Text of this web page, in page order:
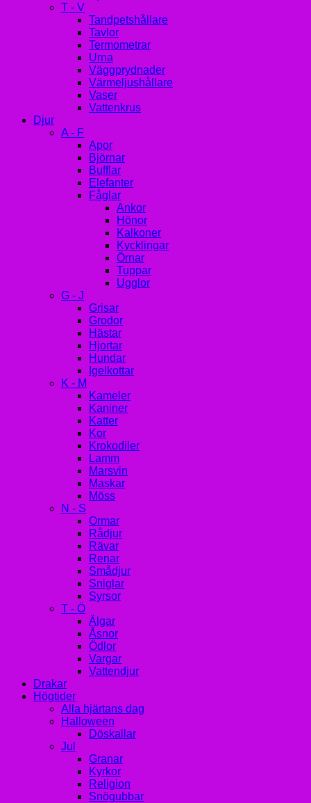
T - V
Tandpetshållare
Tavlor
Termometrar
Urna
Väggprydnader
Värmeljushållare
Vaser
Vattenkrus
Djur
A - F
Apor
Björnar
Bufflar
Elefanter
Fåglar
Ankor
Hönor
Kalkoner
Kycklingar
Örnar
Tuppar
Ugglor
G - J
Grisar
Grodor
Hästar
Hjortar
Hundar
Igelkottar
K - M
Kameler
Kaniner
Katter
Kor
Krokodiler
Lamm
Marsvin
Maskar
Möss
N - S
Ormar
Rådjur
Rävar
Renar
Smådjur
Sniglar
Syrsor
T - Ö
Älgar
Åsnor
Ödlor
Vargar
Vattendjur
Drakar
Högtider
Alla hjärtans dag
Halloween
Döskallar
Jul
Granar
Kyrkor
Religion
Snögubbar